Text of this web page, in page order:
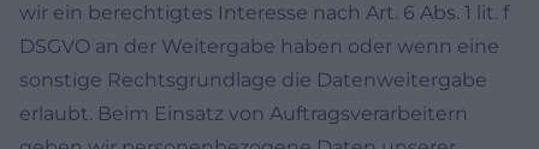
wir ein berechtigtes Interesse nach Art. 6 Abs. 1 lit. f
DSGVO an der Weitergabe haben oder wenn eine
sonstige Rechtsgrundlage die Datenweitergabe
erlaubt. Beim Einsatz von Auftragsverarbeitern